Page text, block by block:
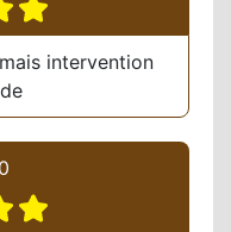
intervention